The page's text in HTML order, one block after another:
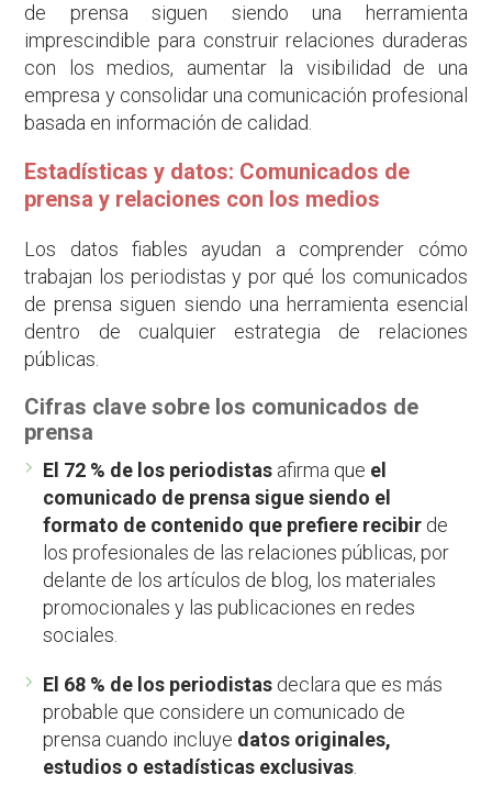
de prensa siguen siendo una herramienta
imprescindible para construir relaciones duraderas
con los medios, aumentar la visibilidad de una
empresa y consolidar una comunicación profesional
basada en información de calidad.
Estadísticas y datos: Comunicados de
prensa y relaciones con los medios
Los datos fiables ayudan a comprender cómo
trabajan los periodistas y por qué los comunicados
de prensa siguen siendo una herramienta esencial
dentro de cualquier estrategia de relaciones
públicas.
Cifras clave sobre los comunicados de
prensa
El 72 % de los periodistas afirma que el
comunicado de prensa sigue siendo el
formato de contenido que prefiere recibir de
los profesionales de las relaciones públicas, por
delante de los artículos de blog, los materiales
promocionales y las publicaciones en redes
sociales.
El 68 % de los periodistas declara que es más
probable que considere un comunicado de
prensa cuando incluye datos originales,
estudios o estadísticas exclusivas